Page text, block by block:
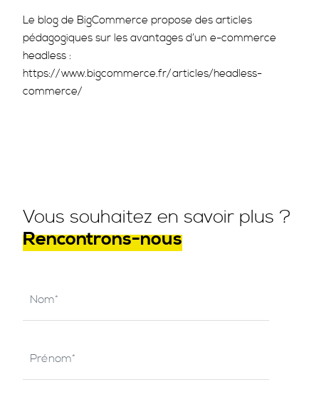
Le blog de BigCommerce propose des articles
pédagogiques sur les avantages d’un e-commerce
headless :
https://www.bigcommerce.fr/articles/headless-
commerce/
Vous souhaitez en savoir plus ?
Rencontrons-nous